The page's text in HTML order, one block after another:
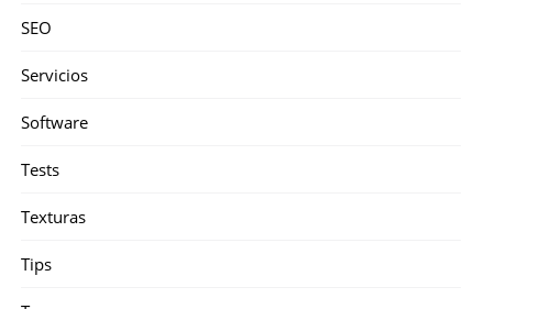
SEO
Servicios
Software
Tests
Texturas
Tips